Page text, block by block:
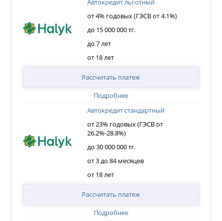
Автокредит льготный
от 4% годовых (ГЭСВ от 4.1%)
до 15 000 000 тг.
до 7 лет
от 18 лет
Подробнее
Рассчитать платеж
Автокредит стандартный
от 23% годовых (ГЭСВ от
26.2%-28.8%)
до 30 000 000 тг.
от 3 до 84 месяцев
от 18 лет
Подробнее
Рассчитать платеж